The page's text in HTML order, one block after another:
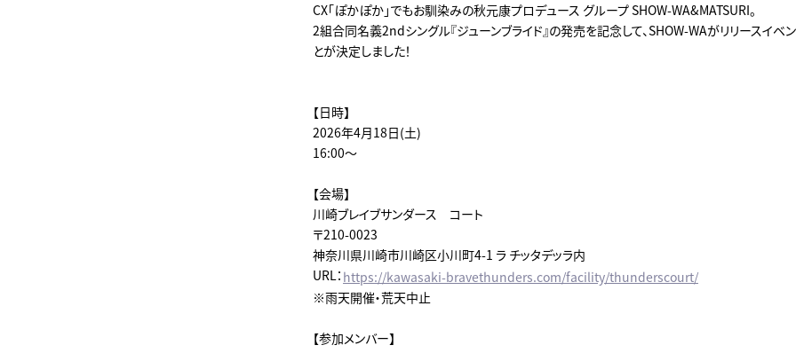
CX「ぽかぽか」でもお馴染みの秋元康プロデュース グループ SHOW-WA&MATSURI。
2組合同名義2ndシングル『ジューンブライド』の発売を記念して、SHOW-WAがリリースイベ
とが決定しました！
【日時】
2026年4月18日(土)
16:00～
【会場】
川崎ブレイブサンダース コート
〒210-0023
神奈川県川崎市川崎区小川町4-1 ラ チッタデッラ内
URL： https://kawasaki-bravethunders.com/facility/thunderscourt/
※雨天開催・荒天中止
【参加メンバー】